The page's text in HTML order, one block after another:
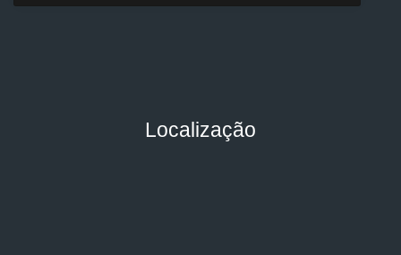
Localização